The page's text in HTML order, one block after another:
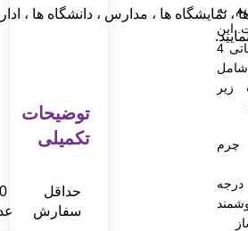
به
این
ست تبلیغاتی 4
زیر
، نمایشگاه ها ، مدارس ، دانشگاه ها ،
توضیحات
تکمیلی
حداقل
سفارش